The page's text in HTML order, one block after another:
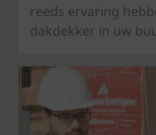
reeds ervaring
dakdekker in uw